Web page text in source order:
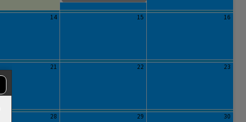
14
21
28
15
22
29
16
23
30